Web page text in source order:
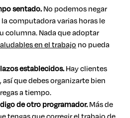
sentado.No podemos negar
computadora varias horas le
columna. Nada que adoptar
en el trabajo no pueda
establecidos.Hay clientes
que debes organizarte bien
a tiempo.
de otro programador.Más de